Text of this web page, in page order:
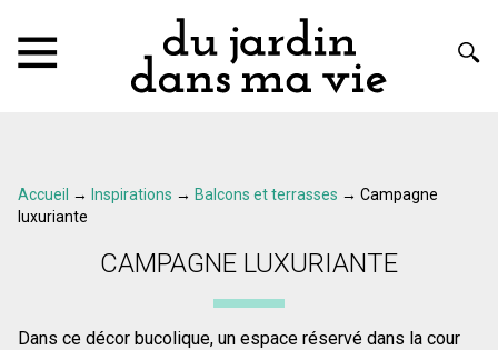
Accueil → Inspirations → Balcons et terrasses → Campagne
luxuriante
CAMPAGNE LUXURIANTE
Dans ce décor bucolique, un espace réservé dans la cour